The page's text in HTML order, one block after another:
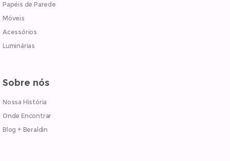
Papéis de Parede
Móveis
Acessórios
Luminárias
Sobre nós
Nossa História
Onde Encontrar
Blog + Beraldin